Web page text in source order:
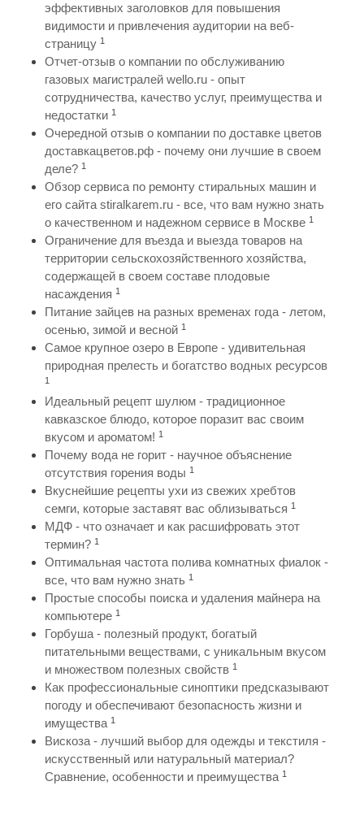
эффективных заголовков для повышения
видимости и привлечения аудитории на веб-
страницу 1
Отчет-отзыв о компании по обслуживанию
газовых магистралей wello.ru - опыт
сотрудничества, качество услуг, преимущества и
недостатки 1
Очередной отзыв о компании по доставке цветов
доставкацветов.рф - почему они лучшие в своем
деле? 1
Обзор сервиса по ремонту стиральных машин и
его сайта stiralkarem.ru - все, что вам нужно знать
о качественном и надежном сервисе в Москве 1
Ограничение для въезда и выезда товаров на
территории сельскохозяйственного хозяйства,
содержащей в своем составе плодовые
насаждения 1
Питание зайцев на разных временах года - летом,
осенью, зимой и весной 1
Самое крупное озеро в Европе - удивительная
природная прелесть и богатство водных ресурсов
1
Идеальный рецепт шулюм - традиционное
кавказское блюдо, которое поразит вас своим
вкусом и ароматом! 1
Почему вода не горит - научное объяснение
отсутствия горения воды 1
Вкуснейшие рецепты ухи из свежих хребтов
семги, которые заставят вас облизываться 1
МДФ - что означает и как расшифровать этот
термин? 1
Оптимальная частота полива комнатных фиалок -
все, что вам нужно знать 1
Простые способы поиска и удаления майнера на
компьютере 1
Горбуша - полезный продукт, богатый
питательными веществами, с уникальным вкусом
и множеством полезных свойств 1
Как профессиональные синоптики предсказывают
погоду и обеспечивают безопасность жизни и
имущества 1
Вискоза - лучший выбор для одежды и текстиля -
искусственный или натуральный материал?
Сравнение, особенности и преимущества 1